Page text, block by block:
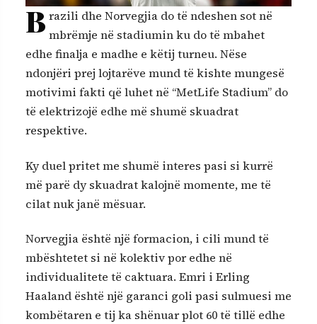
B razili dhe Norvegjia do të ndeshen sot në
mbrëmje në stadiumin ku do të mbahet
edhe finalja e madhe e këtij turneu. Nëse
ndonjëri prej lojtarëve mund të kishte mungesë
motivimi fakti që luhet në “MetLife Stadium” do
të elektrizojë edhe më shumë skuadrat
respektive.
Ky duel pritet me shumë interes pasi si kurrë
më parë dy skuadrat kalojnë momente, me të
cilat nuk janë mësuar.
Norvegjia është një formacion, i cili mund të
mbështetet si në kolektiv por edhe në
individualitete të caktuara. Emri i Erling
Haaland është një garanci goli pasi sulmuesi me
kombëtaren e tij ka shënuar plot 60 të tillë edhe